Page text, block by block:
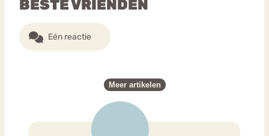
BESTE VRIENDEN
Eén reactie
Meer artikelen